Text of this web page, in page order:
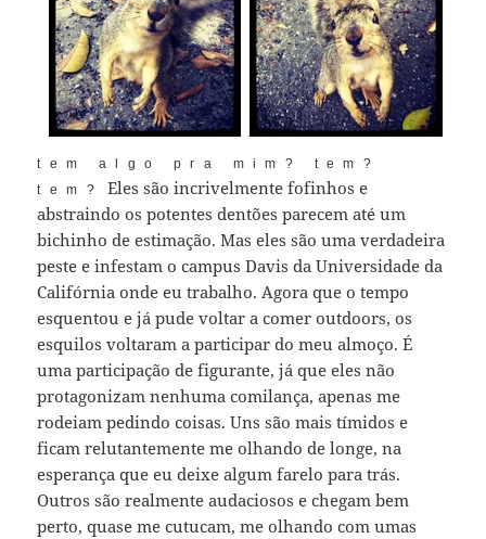
tem algo pra mim? tem?
tem?
Eles são incrivelmente fofinhos e
abstraindo os potentes dentões parecem até um
bichinho de estimação. Mas eles são uma verdadeira
peste e infestam o campus Davis da Universidade da
Califórnia onde eu trabalho. Agora que o tempo
esquentou e já pude voltar a comer outdoors, os
esquilos voltaram a participar do meu almoço. É
uma participação de figurante, já que eles não
protagonizam nenhuma comilança, apenas me
rodeiam pedindo coisas. Uns são mais tímidos e
ficam relutantemente me olhando de longe, na
esperança que eu deixe algum farelo para trás.
Outros são realmente audaciosos e chegam bem
perto, quase me cutucam, me olhando com umas